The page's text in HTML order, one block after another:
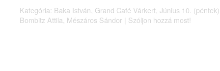
Kategória: Baka István, Grand Café Várkert, Június 10. (péntek)
Bombitz Attila, Mészáros Sándor | Szóljon hozzá most!